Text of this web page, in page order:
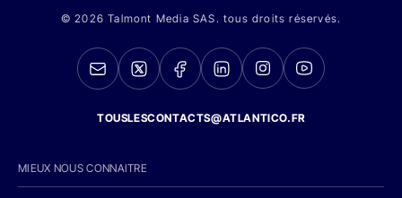
© 2026 Talmont Media SAS. tous droits réservés.
TOUSLESCONTACTS@ATLANTICO.FR
MIEUX NOUS CONNAITRE